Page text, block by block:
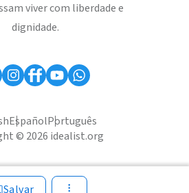
Salvar
viver com liberdade e
dignidade.
EspañolPortuguês
© 2026 idealist.org